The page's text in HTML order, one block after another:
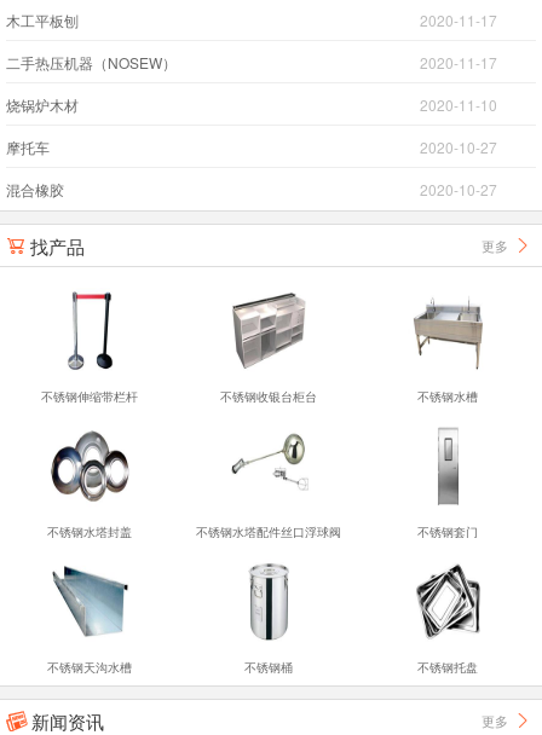
木工平板刨 2020-11-17
二手热压机器（NOSEW） 2020-11-17
烧锅炉木材 2020-11-10
摩托车 2020-10-27
混合橡胶 2020-10-27
 找产品 更多 
不锈钢伸缩带栏杆 不锈钢收银台柜台 不锈钢水槽
不锈钢水塔封盖 不锈钢水塔配件丝口浮球阀 不锈钢套门
不锈钢天沟水槽 不锈钢桶 不锈钢托盘
 新闻资讯 更多 